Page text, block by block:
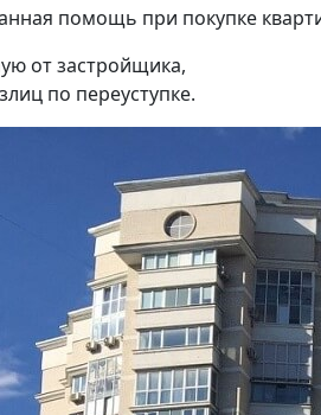
помощь при покупке
от застройщика,
по переуступке.